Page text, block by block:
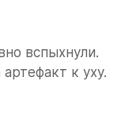
вспыхнули.
к уху.